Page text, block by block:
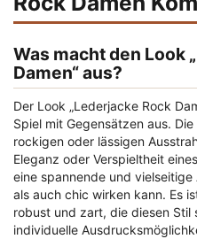
Was macht den Look
Damen“ aus?
Der Look „Lederjacke Rock
Spiel mit Gegensätzen aus.
rockigen oder lässigen
Eleganz oder Verspieltheit
eine spannende und
als auch chic wirken kann. Es
robust und zart, die diesen Stil
individuelle